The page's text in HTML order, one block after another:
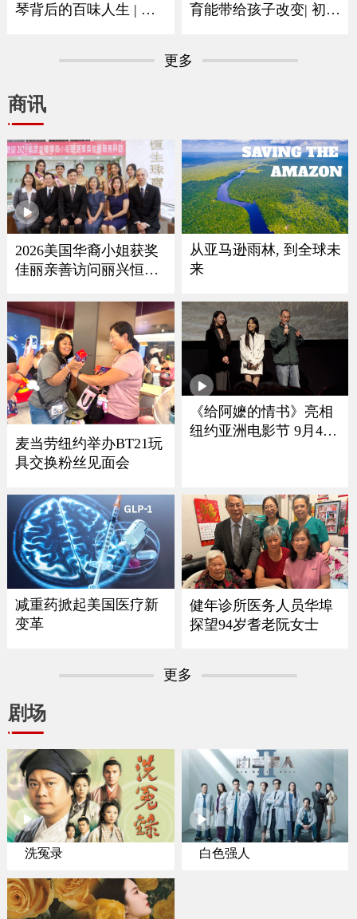
琴背后的百味人生 | 有
育能带给孩子改变| 初学
更多
商讯
2026美国华裔小姐获奖
佳丽亲善访问丽兴恒生
从亚马逊雨林, 到全球未
来
麦当劳纽约举办BT21玩
具交换粉丝见面会
《给阿嬷的情书》亮相
纽约亚洲电影节 9月4日
减重药掀起美国医疗新
变革
健年诊所医务人员华埠
探望94岁耆老阮女士
更多
剧场
洗冤录 白色强人